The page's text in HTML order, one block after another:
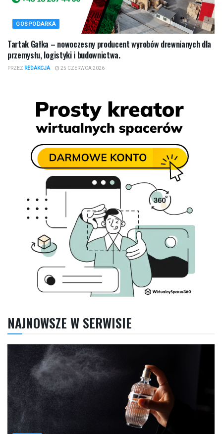
GOSPODARKA
Tartak Gałka – nowoczesny producent wyrobów drewnianych dla
przemysłu, logistyki i budownictwa.
PRZEZ REDAKCJA 25 CZERWCA 2026
NAJNOWSZE W SERWISIE